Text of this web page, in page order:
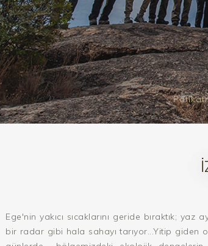
Ege'nin yakıcı sıcaklarını geride bıraktık;
bir radar gibi hala sahayı tarıyor...Yitip giden